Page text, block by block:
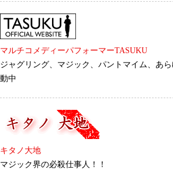
マルチコメディーパフォーマーTASUKU
ジャグリング、マジック、パントマイム、あ
動中
キタノ大地
マジック界の必殺仕事人！！